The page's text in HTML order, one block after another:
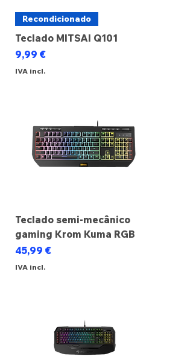
Recondicionado
Teclado MITSAI Q101
Preço
9,99 €
IVA incl.
Teclado semi-mecânico
gaming Krom Kuma RGB
Preço
45,99 €
IVA incl.